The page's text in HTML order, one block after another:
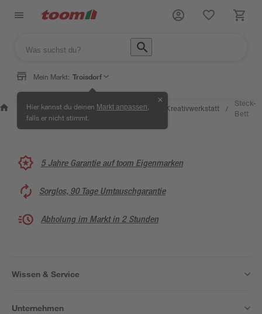
Mein Markt: Troisdorf
Hier kannst du deinen Markt anpassen
falls er nicht stimmt.
✕
Wissen &
Service
/
Selbermachen &
Ratgeber
Kreativwerkstatt /
Steck-
Bett
5 Jahre Garantie auf toom Eigenmarken
Sorglos, 90 Tage Umtauschgarantie
Abholung im Markt in 2 Stunden
Wissen & Service
Unternehmen